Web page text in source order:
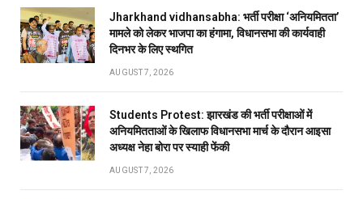
Jharkhand vidhansabha: भर्ती परीक्षा ‘अनियमितता’
मामले को लेकर भाजपा का हंगामा, विधानसभा की कार्यवाही
दिनभर के लिए स्थगित
AUGUST 7, 2026
Students Protest: झारखंड की भर्ती परीक्षाओं में
अनियमितताओं के खिलाफ विधानसभा मार्च के दौरान आइसा
अध्यक्ष नेहा बोरा पर स्याही फेंकी
AUGUST 7, 2026